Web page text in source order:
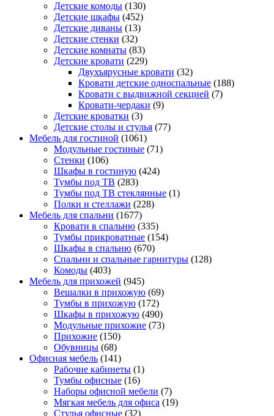
Детские комоды (130)
Детские шкафы (452)
Детские диваны (13)
Детские стенки (32)
Детские комнаты (83)
Детские кровати (229)
Двухъярусные кровати (32)
Кровати детские односпальные (188)
Кровати с выдвижной секцией (7)
Кровати-чердаки (9)
Детские кроватки (3)
Детские столы и стулья (77)
Мебель для гостиной (1061)
Модульные гостиные (71)
Стенки (106)
Шкафы в гостиную (424)
Тумбы под ТВ (283)
Тумбы под ТВ стеклянные (1)
Полки и стеллажи (228)
Мебель для спальни (1677)
Кровати в спальню (335)
Тумбы прикроватные (154)
Шкафы в спальню (670)
Спальни и спальные гарнитуры (128)
Комоды (403)
Мебель для прихожей (945)
Вешалки в прихожую (69)
Тумбы в прихожую (172)
Шкафы в прихожую (490)
Модульные прихожие (73)
Прихожие (150)
Обувницы (68)
Офисная мебель (141)
Рабочие кабинеты (1)
Тумбы офисные (16)
Наборы офисной мебели (7)
Мягкая мебель для офиса (19)
Стулья офисные (32)